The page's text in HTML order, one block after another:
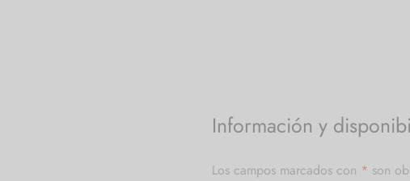
Información y
Los campos marcados con * son